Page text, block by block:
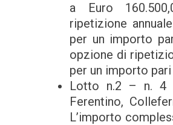
a Euro
ripetizione
per un importo
opzione di
per un importo pari
Lotto n.2 – n. 4
Ferentino,
L’importo